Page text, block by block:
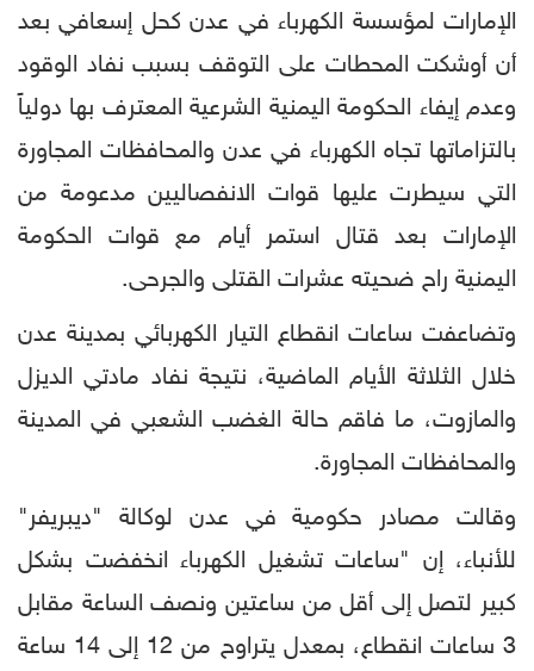
الإمارات لمؤسسة الكهرباء في عدن كحل إسعافي بعد
أن أوشكت المحطات على التوقف بسبب نفاد الوقود
وعدم إيفاء الحكومة اليمنية الشرعية المعترف بها دولياً
بالتزاماتها تجاه الكهرباء في عدن والمحافظات المجاورة
التي سيطرت عليها قوات الانفصاليين مدعومة من
الإمارات بعد قتال استمر أيام مع قوات الحكومة
اليمنية راح ضحيته عشرات القتلى والجرحى.
وتضاعفت ساعات انقطاع التيار الكهربائي بمدينة عدن
خلال الثلاثة الأيام الماضية، نتيجة نفاد مادتي الديزل
والمازوت، ما فاقم حالة الغضب الشعبي في المدينة
والمحافظات المجاورة.
وقالت مصادر حكومية في عدن لوكالة "ديبريفر"
للأنباء، إن "ساعات تشغيل الكهرباء انخفضت بشكل
كبير لتصل إلى أقل من ساعتين ونصف الساعة مقابل
3 ساعات انقطاع، بمعدل يتراوح من 12 إلى 14 ساعة